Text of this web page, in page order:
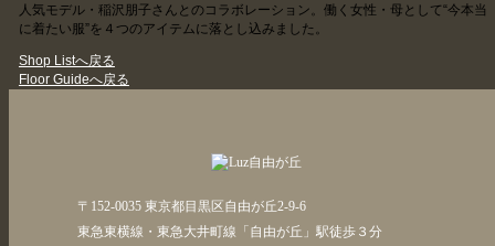
人気モデル・稲沢朋子さんとのコラボレーション。働く女性・母として“今本当
に着たい服”を４つのアイテムに落とし込みました。
Shop Listへ戻る
Floor Guideへ戻る
〒152-0035 東京都目黒区自由が丘2-9-6
東急東横線・東急大井町線「自由が丘」駅徒歩３分